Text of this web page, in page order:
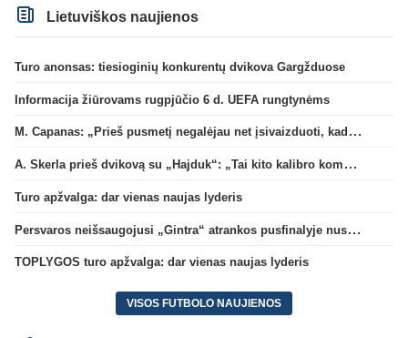
Lietuviškos naujienos
Turo anonsas: tiesioginių konkurentų dvikova Gargžduose
Informacija žiūrovams rugpjūčio 6 d. UEFA rungtynėms
M. Capanas: „Prieš pusmetį negalėjau net įsivaizduoti, kad žaisime prieš „Hajduk“
A. Skerla prieš dvikovą su „Hajduk“: „Tai kito kalibro komanda“
Turo apžvalga: dar vienas naujas lyderis
Persvaros neišsaugojusi „Gintra“ atrankos pusfinalyje nusileido Škotijos čempionėms
TOPLYGOS turo apžvalga: dar vienas naujas lyderis
VISOS FUTBOLO NAUJIENOS